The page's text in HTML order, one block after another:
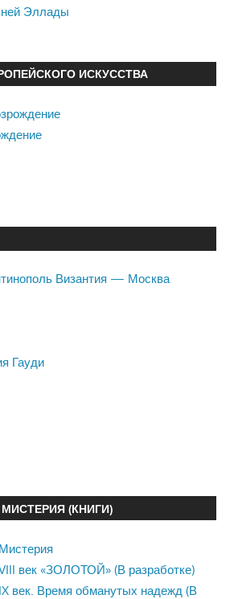
Эллады
ИСКУССТВА
Византия — Москва
Гауди
(КНИГИ)
век «ЗОЛОТОЙ» (В разработке)
век. Время обманутых надежд (В